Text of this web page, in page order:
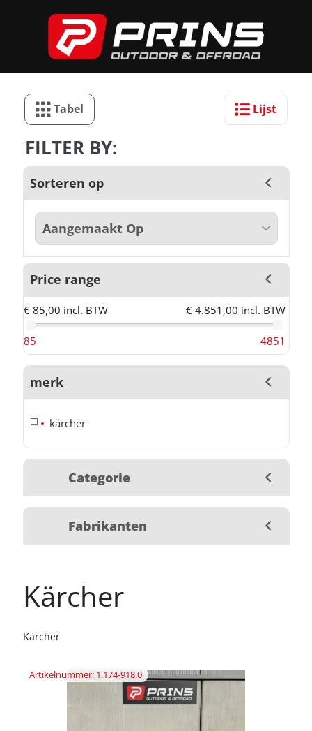
Tabel Lijst
FILTER BY:
Sorteren op
Price range
€ 85,00 incl. BTW € 4.851,00 incl. BTW
85 4851
merk
kärcher
Categorie
Fabrikanten
Kärcher
Kärcher
Artikelnummer: 1.174-918.0